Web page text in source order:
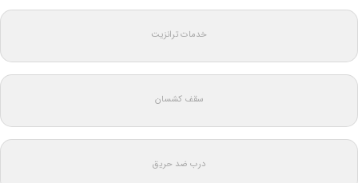
خدمات ترانزیت
سقف کشسان
درب ضد حریق